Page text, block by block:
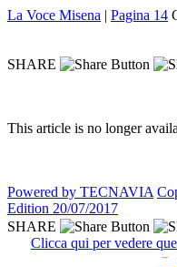
La Voce Misena | Pagina 14
SHARE
This article is no longer
Powered by TECNAVIA
Edition 20/07/2017
SHARE
Clicca qui per vedere